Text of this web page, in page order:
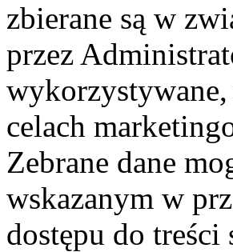
zbierane są w
przez
celach
Zebrane dane
wskazanym w
dostępu do